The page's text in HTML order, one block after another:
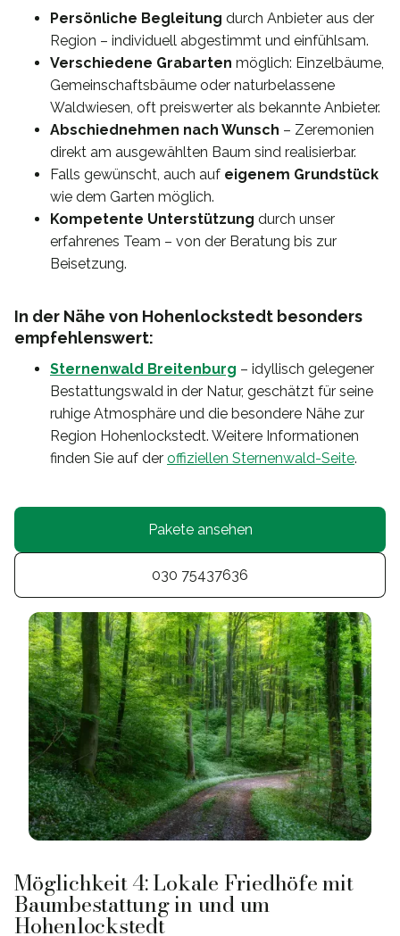
Persönliche Begleitung durch Anbieter aus der
Region – individuell abgestimmt und einfühlsam.
Verschiedene Grabarten möglich: Einzelbäume,
Gemeinschaftsbäume oder naturbelassene
Waldwiesen, oft preiswerter als bekannte Anbieter.
Abschiednehmen nach Wunsch – Zeremonien
direkt am ausgewählten Baum sind realisierbar.
Falls gewünscht, auch auf eigenem Grundstück
wie dem Garten möglich.
Kompetente Unterstützung durch unser
erfahrenes Team – von der Beratung bis zur
Beisetzung.
In der Nähe von Hohenlockstedt besonders
empfehlenswert:
Sternenwald Breitenburg – idyllisch gelegener
Bestattungswald in der Natur, geschätzt für seine
ruhige Atmosphäre und die besondere Nähe zur
Region Hohenlockstedt. Weitere Informationen
finden Sie auf der offiziellen Sternenwald-Seite.
Pakete ansehen
030 75437636
Möglichkeit 4: Lokale Friedhöfe mit
Baumbestattung in und um
Hohenlockstedt